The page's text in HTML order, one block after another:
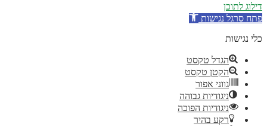
לתוכן
סרגל נגישות
נגישות
הגדל טקסט
הקטן טקסט
גווני אפור
ניגודיות גבוהה
ניגודיות הפוכה
רקע בהיר